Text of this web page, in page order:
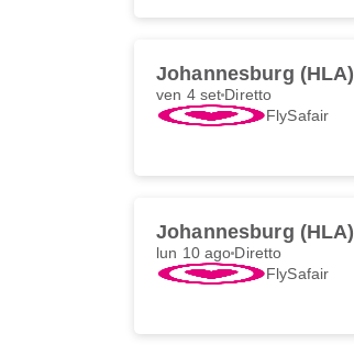
Johannesburg (HLA)
ven 4 set Diretto
FlySafair
Johannesburg (HLA)
lun 10 ago Diretto
FlySafair